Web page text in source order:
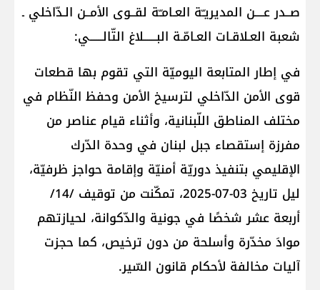
صــدر عــــن المديريـّة العـامـّة لقــوى الأمــن الـدّاخلي ـ
شعبة العـلاقـات العـامّـة البــــــلاغ التّالــــــي:
في إطار المتابعة اليوميّة التي تقوم بها قطعات
قوى الأمن الدّاخلي لترسيخ الأمن وحفظ النّظام في
مختلف المناطق اللّبنانية، وأثناء قيام عناصر من
مفرزة إستقصاء جبل لبنان في وحدة الدّرك
الإقليمي بتنفيذ دوريّة أمنيّة وإقامة حواجز ظرفيّة،
ليل تاريخ 03-07-2025، تمكّنت من توقيف /14/
أربعة عشر شخصًا في جونية والدّكوانة، لحيازتهم
موادَ مخدّرة وأسلحة من دون ترخيص، كما حجزت
آليات مخالفة لأحكام قانون السّير.